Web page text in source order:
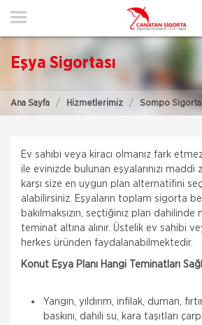
ANA SAYFA
POLIÇE HATIRLAT
ŞUBELERIMIZ
ŞUBE BAŞVURUSU
MÜŞTERI GIRIŞI
Eşya Sigortası
Ana Sayfa Hizmetlerimiz Sompo Sigorta
Ev sahibi veya kiracı olmanız fark
ile evinizde bulunan eşyalarınızı maddi
karşı size en uygun plan alternatifini
alabilirsiniz. Eşyaların toplam sigorta
bakılmaksızın, seçtiğiniz plan dahilinde
teminat altına alınır. Üstelik ev sahibi
herkes üründen faydalanabilmektedir.
Konut Eşya Planı Hangi Teminatları
Yangın, yıldırım, infilak, duman,
baskını, dahili su, kara taşıtları